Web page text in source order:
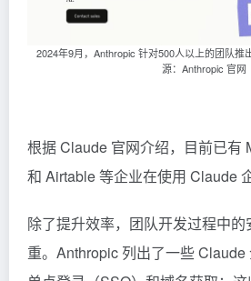
2024年9月，Anthropic 针对500人以上的团队推
源：Anthropic 官网
根据 Claude 官网介绍，目前已有
和 Airtable 等企业在使用 Claude
除了提升效率，团队开发过程中
重。Anthropic 列出了一些